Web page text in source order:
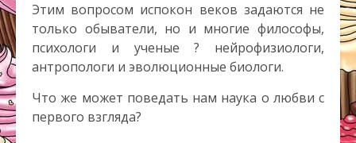
Этим вопросом испокон веков задаются не
только обыватели, но и многие философы,
психологи и ученые ? нейрофизиологи,
антропологи и эволюционные биологи.
Что же может поведать нам наука о любви с
первого взгляда?